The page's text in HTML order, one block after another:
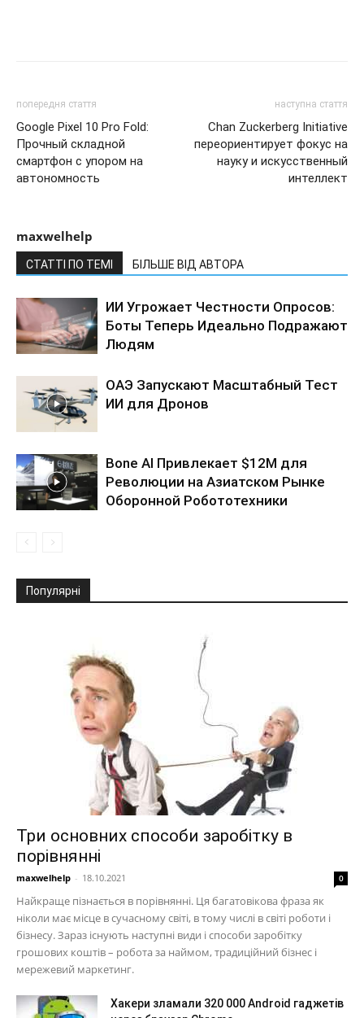
попередня стаття
Google Pixel 10 Pro Fold:
Прочный складной
смартфон с упором на
автономность
наступна стаття
Chan Zuckerberg Initiative
переориентирует фокус на
науку и искусственный
интеллект
maxwelhelp
СТАТТІ ПО ТЕМІ БІЛЬШЕ ВІД АВТОРА
ИИ Угрожает Честности Опросов:
Боты Теперь Идеально Подражают
Людям
ОАЭ Запускают Масштабный Тест
ИИ для Дронов
Bone AI Привлекает $12М для
Революции на Азиатском Рынке
Оборонной Робототехники
Популярні
Три основних способи заробітку в
порівнянні
maxwelhelp - 18.10.2021 0
Найкраще пізнається в порівнянні. Ця багатовікова фраза як
ніколи має місце в сучасному світі, в тому числі в світі роботи і
бізнесу. Зараз існують наступні види і способи заробітку
грошових коштів – робота за наймом, традиційний бізнес і
мережевий маркетинг.
Хакери зламали 320 000 Android гаджетів